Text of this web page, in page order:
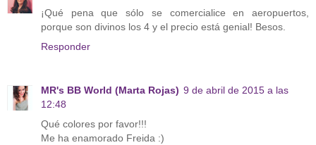
¡Qué pena que sólo se comercialice en aeropuertos,
porque son divinos los 4 y el precio está genial! Besos.
Responder
MR's BB World (Marta Rojas) 9 de abril de 2015 a las
12:48
Qué colores por favor!!!
Me ha enamorado Freida :)